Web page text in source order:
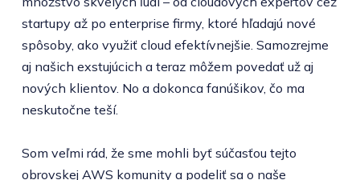
startupy až po enterprise firmy, ktoré hľadajú nové
spôsoby, ako využiť cloud efektívnejšie. Samozrejme
aj našich exstujúcich a teraz môžem povedať už aj
nových klientov. No a dokonca fanúšikov, čo ma
neskutočne teší.
Som veľmi rád, že sme mohli byť súčasťou tejto
obrovskej AWS komunity a podeliť sa o naše